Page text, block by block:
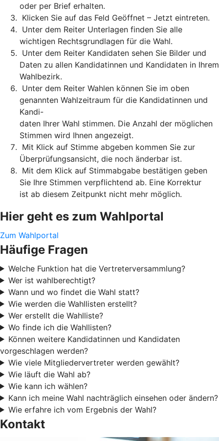
oder per Brief erhalten.
Klicken Sie auf das Feld Geöffnet – Jetzt eintreten.
Unter dem Reiter Unterlagen finden Sie alle
wichtigen Rechtsgrundlagen für die Wahl.
Unter dem Reiter Kandidaten sehen Sie Bilder und
Daten zu allen Kandidatinnen und Kandidaten in Ihrem
Wahlbezirk.
Unter dem Reiter Wahlen können Sie im oben
genannten Wahlzeitraum für die Kandidatinnen und
Kandi-
daten Ihrer Wahl stimmen. Die Anzahl der möglichen
Stimmen wird Ihnen angezeigt.
Mit Klick auf Stimme abgeben kommen Sie zur
Überprüfungsansicht, die noch änderbar ist.
Mit dem Klick auf Stimmabgabe bestätigen geben
Sie Ihre Stimmen verpflichtend ab. Eine Korrektur
ist ab diesem Zeitpunkt nicht mehr möglich.
Hier geht es zum Wahlportal
Zum Wahlportal
Häufige Fragen
Welche Funktion hat die Vertreterversammlung?
Wer ist wahlberechtigt?
Wann und wo findet die Wahl statt?
Wie werden die Wahllisten erstellt?
Wer erstellt die Wahlliste?
Wo finde ich die Wahllisten?
Können weitere Kandidatinnen und Kandidaten
vorgeschlagen werden?
Wie viele Mitgliedervertreter werden gewählt?
Wie läuft die Wahl ab?
Wie kann ich wählen?
Kann ich meine Wahl nachträglich einsehen oder ändern?
Wie erfahre ich vom Ergebnis der Wahl?
Kontakt